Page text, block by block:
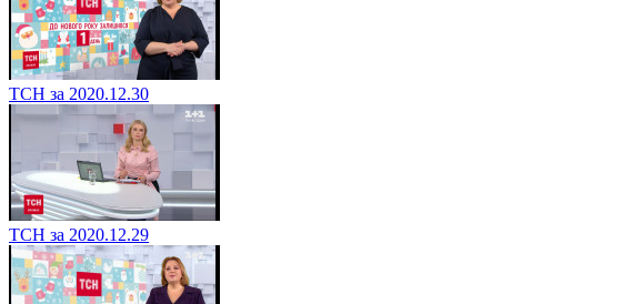
ТСН за 2020.12.30
ТСН за 2020.12.29